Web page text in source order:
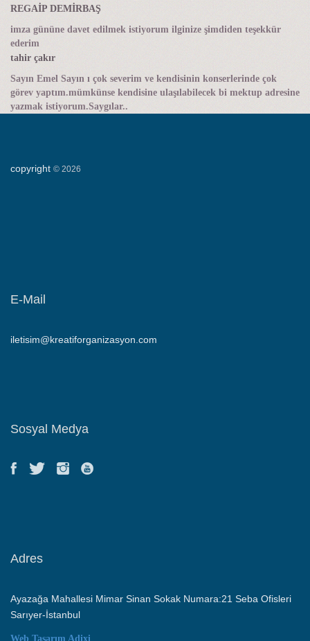
REGAİP DEMİRBAŞ
imza gününe davet edilmek istiyorum ilginize şimdiden teşekkür
ederim
tahir çakır
Sayın Emel Sayın ı çok severim ve kendisinin konserlerinde çok
görev yaptım.mümkünse kendisine ulaşılabilecek bi mektup adresine
yazmak istiyorum.Saygılar..
copyright © 2026
E-Mail
iletisim@kreatiforganizasyon.com
Sosyal Medya
Adres
Ayazağa Mahallesi Mimar Sinan Sokak Numara:21 Seba Ofisleri
Sarıyer-İstanbul
Web Tasarım Adixi